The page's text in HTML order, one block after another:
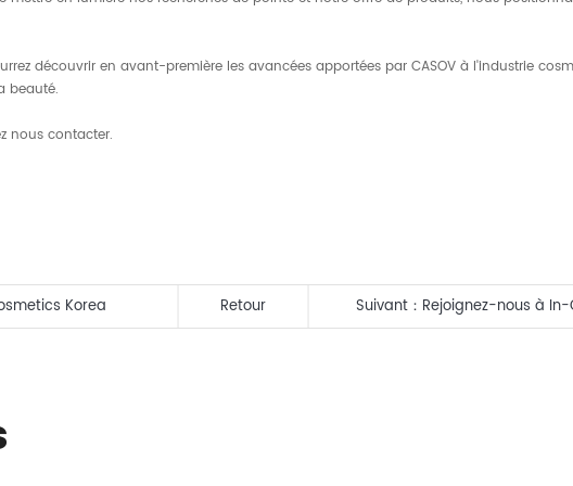
découvrir en avant-première les avancées apportées par CASOV à l'industrie
beauté.
nous contacter.
Korea Suivant： Rejoignez-nous à
Retour